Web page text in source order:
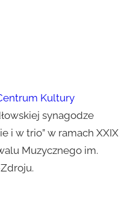
Kultury
synagodze
i w trio” w ramach XXIX
Muzycznego im.